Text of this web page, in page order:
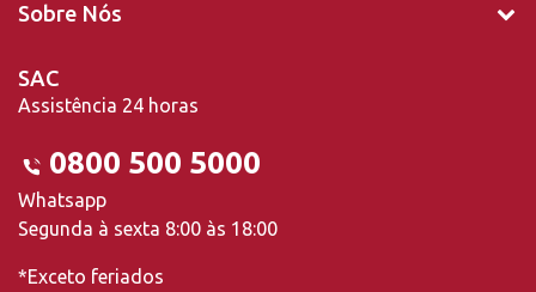
Sobre Nós
SAC
Assistência 24 horas
0800 500 5000
Whatsapp
Segunda à sexta 8:00 às 18:00
*Exceto feriados